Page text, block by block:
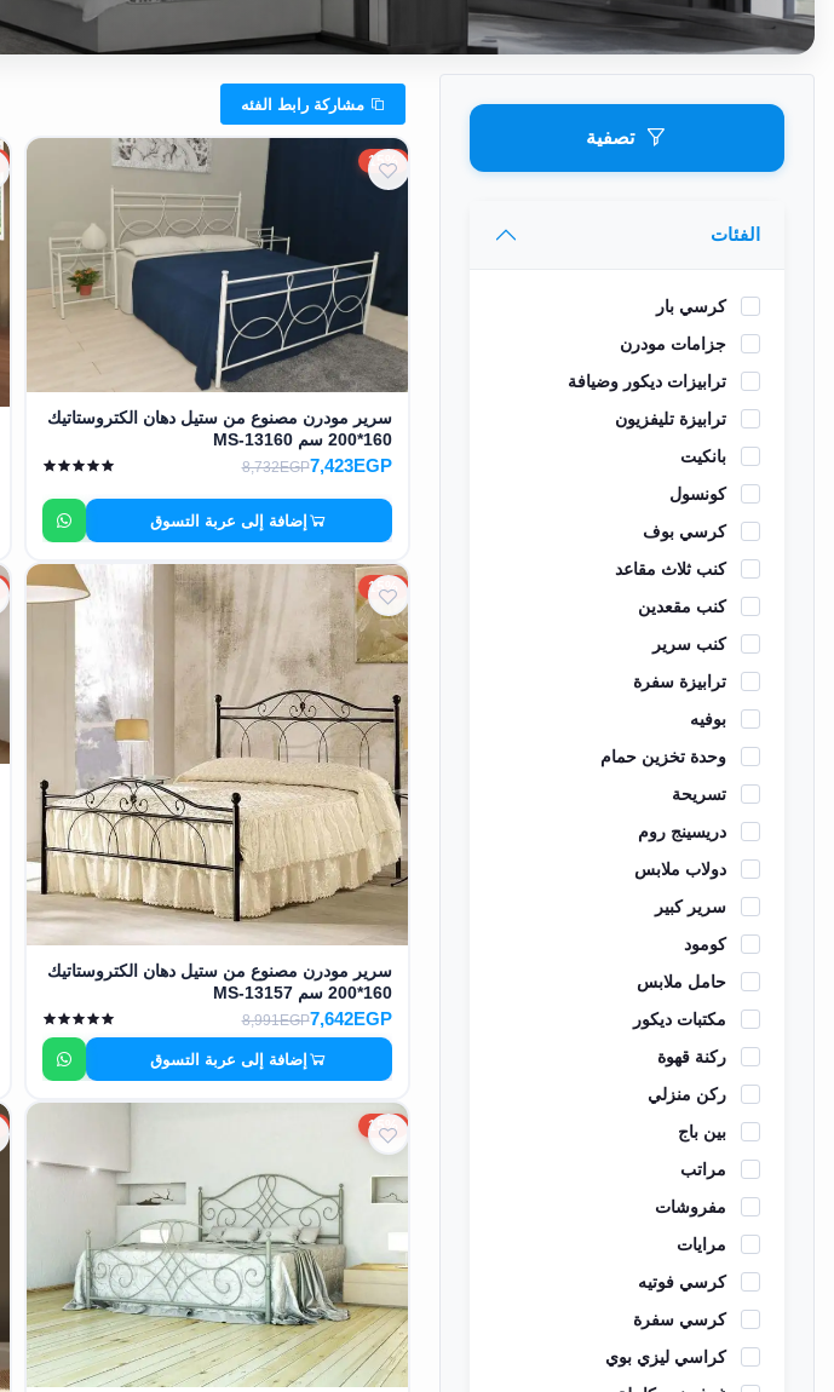
أثاث
مرورية
مياه
أثاث
أدوات
نظافة
تسجيل
الدخول
اشترك
تصفية
الفئات
كرسي بار
جزامات مودرن
ترابيزات ديكور وضيافة
ترابيزة تليفزيون
بانكيت
كونسول
كرسي بوف
كنب ثلاث مقاعد
كنب مقعدين
كنب سرير
ترابيزة سفرة
بوفيه
وحدة تخزين حمام
تسريحة
دريسينج روم
دولاب ملابس
سرير كبير
كومود
حامل ملابس
مكتبات ديكور
ركنة قهوة
ركن منزلي
بين باج
مراتب
مفروشات
مرايات
كرسي فوتيه
كرسي سفرة
كراسي ليزي بوي
15%
سرير مودرن مصنوع من ستيل دهان الكتروستاتيك
160*200 سم MS-13160
7,423EGP
8,732EGP
إضافة إلى عربة التسوق
15%
سرير مودرن مصنوع من ستيل دهان الكتروستاتيك
160*200 سم MS-13157
7,642EGP
8,991EGP
إضافة إلى عربة التسوق
15%